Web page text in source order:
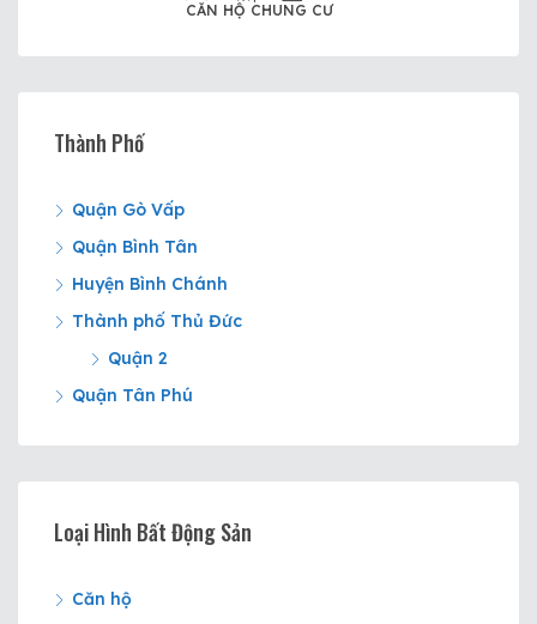
CĂN HỘ CHUNG CƯ
Thành Phố
Quận Gò Vấp
Quận Bình Tân
Huyện Bình Chánh
Thành phố Thủ Đức
Quận 2
Quận Tân Phú
Loại Hình Bất Động Sản
Căn hộ